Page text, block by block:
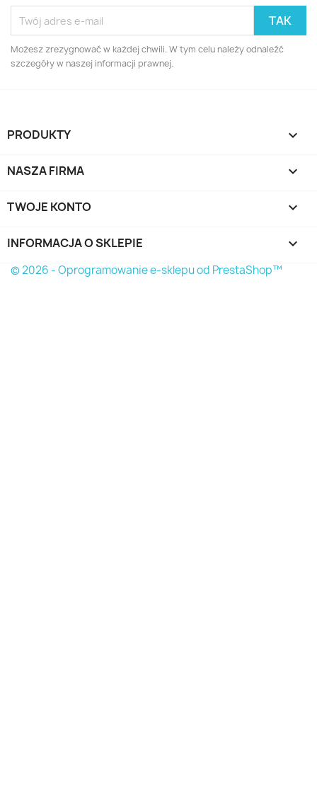
Możesz zrezygnować w każdej chwili. W tym celu należy odnaleźć
szczegóły w naszej informacji prawnej.
PRODUKTY 
NASZA FIRMA 
TWOJE KONTO 
INFORMACJA O SKLEPIE keyboard_arrow_down
© 2026 - Oprogramowanie e-sklepu od PrestaShop™